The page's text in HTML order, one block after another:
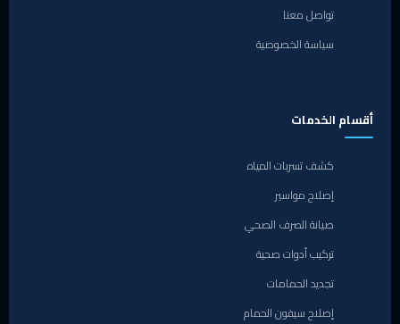
تواصل معنا
سياسة الخصوصية
أقسام الخدمات
كشف تسربات المياه
إصلاح مواسير
صيانة الصرف الصحي
تركيب أدوات صحية
تجديد الحمامات
إصلاح سيفون الحمام